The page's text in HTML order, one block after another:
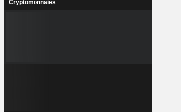
Cryptomonnaies